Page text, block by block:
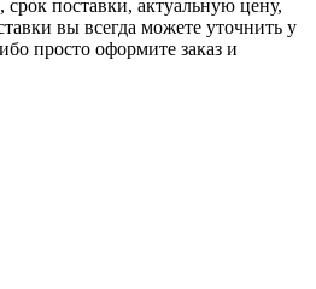
срок поставки, актуальную цену,
вы всегда можете уточнить у
просто оформите заказ и